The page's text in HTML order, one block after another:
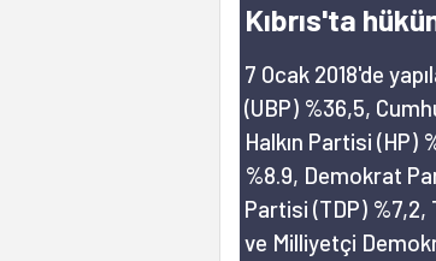
Kıbrıs'ta
7 Ocak 2018'de
(UBP) %36,5,
Halkın Partisi (HP)
%8.9, Demokrat
Partisi (TDP)
ve Milliyetçi